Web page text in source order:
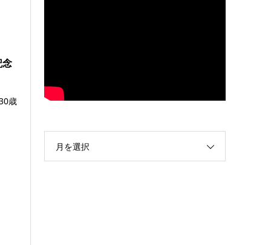
念
歳
月を選択